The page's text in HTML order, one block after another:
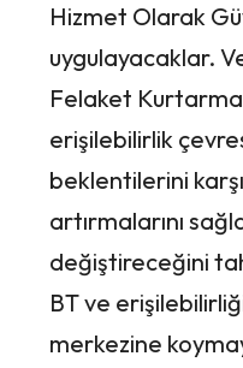
Hizmet Olarak
uygulayacaklar.
Felaket
erişilebilirlik
beklentilerini
artırmalarını
değiştireceğini
BT ve
merkezine